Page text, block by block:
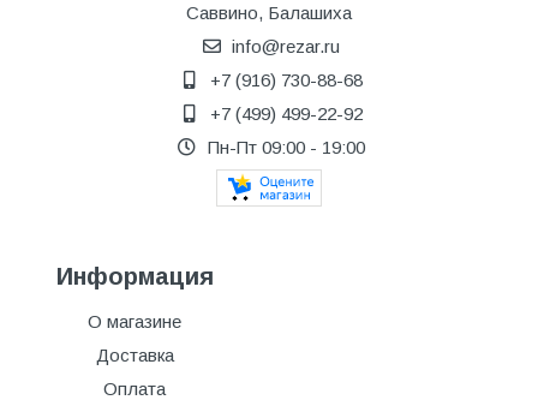
Саввино, Балашиха
info@rezar.ru
+7 (916) 730-88-68
+7 (499) 499-22-92
Пн-Пт 09:00 - 19:00
Информация
О магазине
Доставка
Оплата